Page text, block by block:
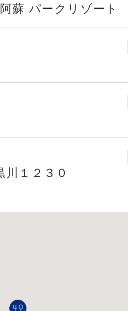
蘇 パークリゾート
川１２３０